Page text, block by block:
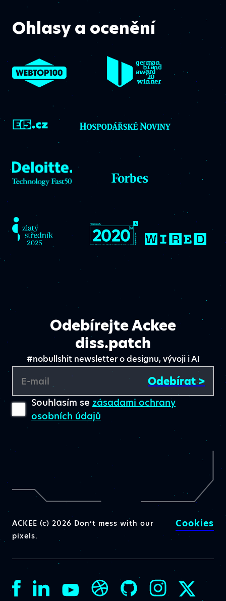
Ohlasy a ocenění
Odebírejte Ackee
diss.patch
#nobullshit newsletter o designu, vývoji i AI
E-mail Odebírat >
Souhlasím se zásadami ochrany
osobních údajů
ACKEE (c) 2026 Don’t mess with our
pixels.
Cookies